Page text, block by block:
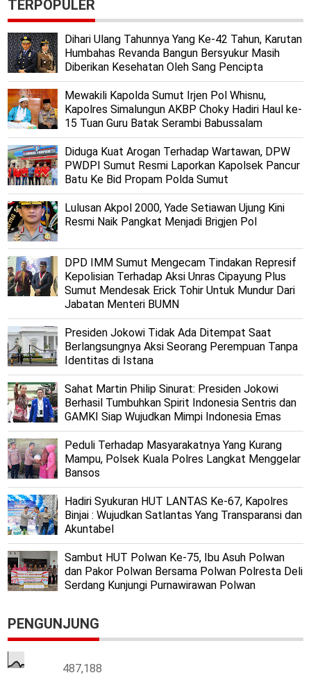
TERPOPULER
Dihari Ulang Tahunnya Yang Ke-42 Tahun, Karutan
Humbahas Revanda Bangun Bersyukur Masih
Diberikan Kesehatan Oleh Sang Pencipta
Mewakili Kapolda Sumut Irjen Pol Whisnu,
Kapolres Simalungun AKBP Choky Hadiri Haul ke-
15 Tuan Guru Batak Serambi Babussalam
Diduga Kuat Arogan Terhadap Wartawan, DPW
PWDPI Sumut Resmi Laporkan Kapolsek Pancur
Batu Ke Bid Propam Polda Sumut
Lulusan Akpol 2000, Yade Setiawan Ujung Kini
Resmi Naik Pangkat Menjadi Brigjen Pol
DPD IMM Sumut Mengecam Tindakan Represif
Kepolisian Terhadap Aksi Unras Cipayung Plus
Sumut Mendesak Erick Tohir Untuk Mundur Dari
Jabatan Menteri BUMN
Presiden Jokowi Tidak Ada Ditempat Saat
Berlangsungnya Aksi Seorang Perempuan Tanpa
Identitas di Istana
Sahat Martin Philip Sinurat: Presiden Jokowi
Berhasil Tumbuhkan Spirit Indonesia Sentris dan
GAMKI Siap Wujudkan Mimpi Indonesia Emas
Peduli Terhadap Masyarakatnya Yang Kurang
Mampu, Polsek Kuala Polres Langkat Menggelar
Bansos
Hadiri Syukuran HUT LANTAS Ke-67, Kapolres
Binjai : Wujudkan Satlantas Yang Transparansi dan
Akuntabel
Sambut HUT Polwan Ke-75, Ibu Asuh Polwan
dan Pakor Polwan Bersama Polwan Polresta Deli
Serdang Kunjungi Purnawirawan Polwan
PENGUNJUNG
487,188